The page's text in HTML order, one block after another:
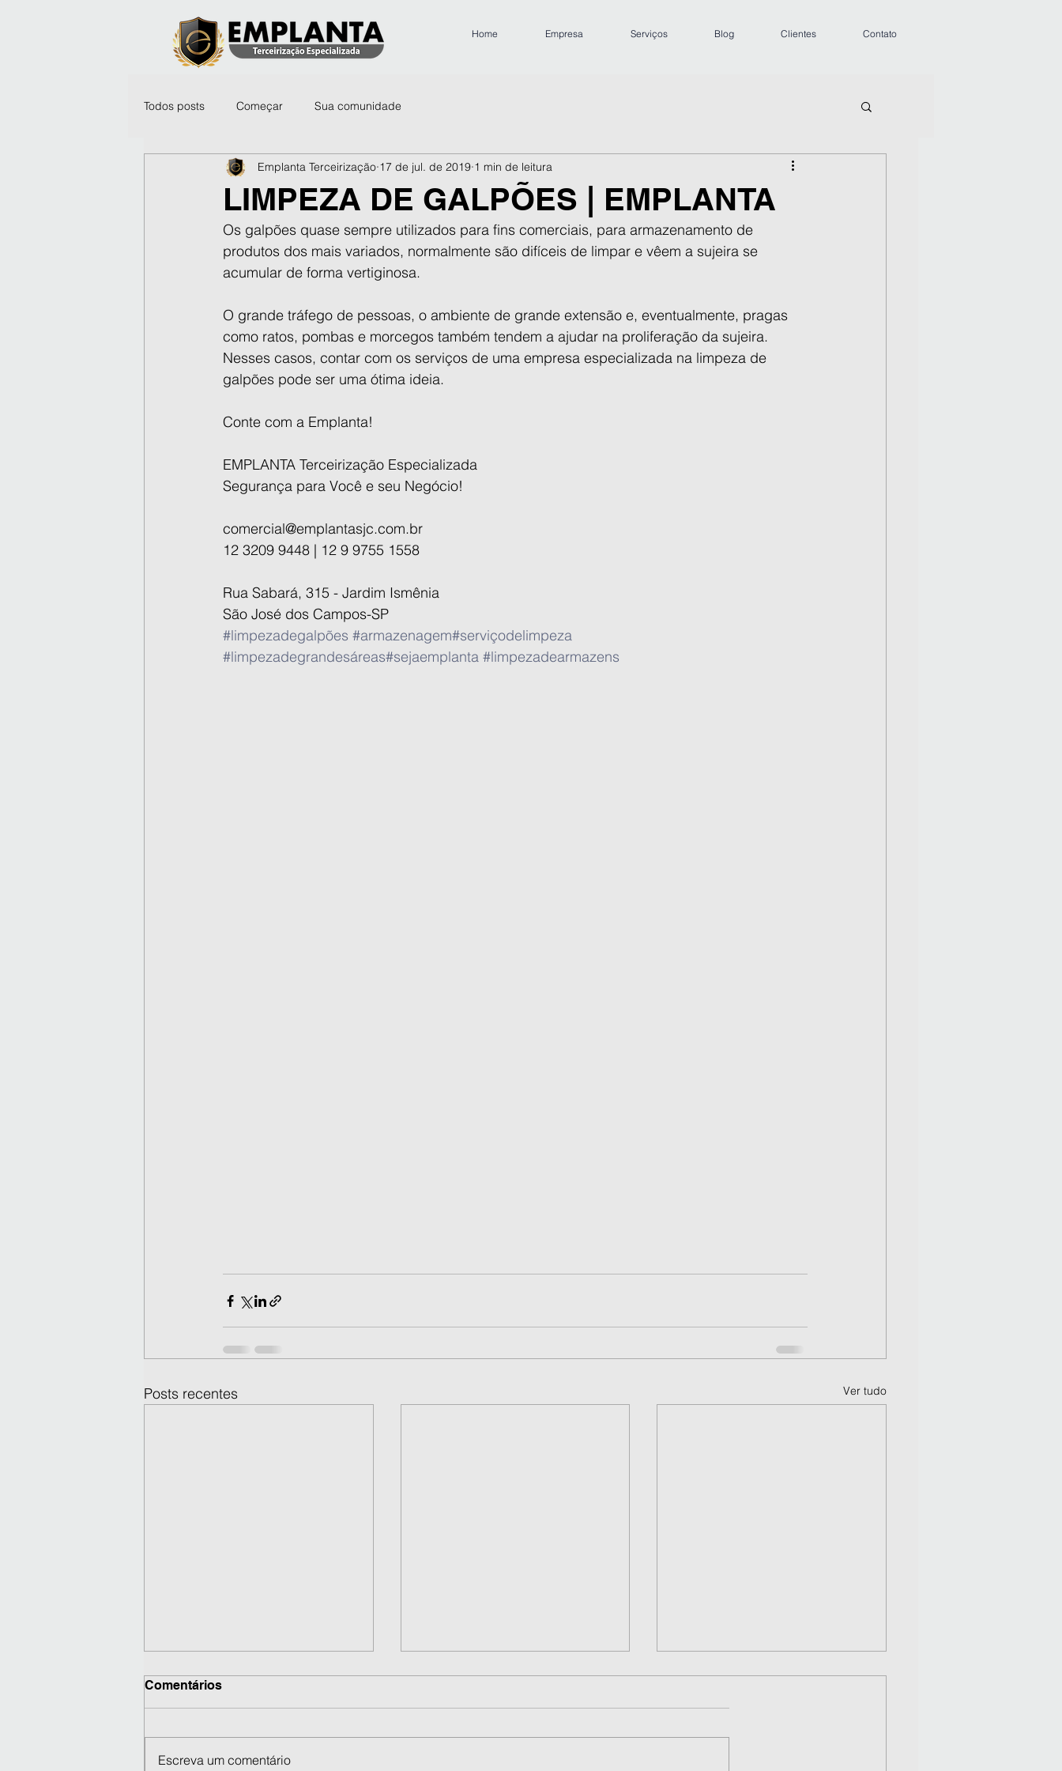
Home Empresa Serviços Blog Clientes Contato
Todos posts Começar Sua comunidade
LIMPEZA DE GALPÕES | EMPLANTA
Emplanta Terceirização 17 de jul. de 2019 1 min de leitura
Os galpões quase sempre utilizados para fins comerciais, para armazenamento de
produtos dos mais variados, normalmente são difíceis de limpar e vêem a sujeira se
acumular de forma vertiginosa.
O grande tráfego de pessoas, o ambiente de grande extensão e, eventualmente, pragas
como ratos, pombas e morcegos também tendem a ajudar na proliferação da sujeira.
Nesses casos, contar com os serviços de uma empresa especializada na limpeza de
galpões pode ser uma ótima ideia.
Conte com a Emplanta!
EMPLANTA Terceirização Especializada
Segurança para Você e seu Negócio!
comercial@emplantasjc.com.br
12 3209 9448 | 12 9 9755 1558
Rua Sabará, 315 - Jardim Ismênia
São José dos Campos-SP
#limpezadegalpões #armazenagem#serviçodelimpeza
#limpezadegrandesáreas#sejaemplanta #limpezadearmazens
Posts recentes Ver tudo
Comentários
Escreva um comentário